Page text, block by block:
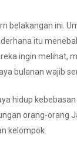
belakangan ini.
itu
ingin melihat,
bulanan wajib
hidup
orang-orang
kelompok.